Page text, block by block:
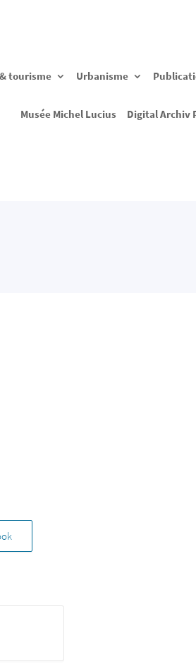
tourisme Urbanisme
Musée Michel Lucius Digital Archiv